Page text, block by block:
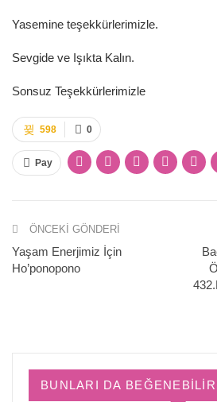
Yasemine teşekkürlerimizle.
Sevgide ve Işıkta Kalın.
Sonsuz Teşekkürlerimizle
0
598
Pay
ÖNCEKI GÖNDERI
Yaşam Enerjimiz İçin
Ho’ponopono
BUNLARI DA